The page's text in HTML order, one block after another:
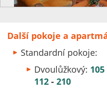
Další pokoje a
Standardní pokoje:
Dvoulůžkový: 105
112 - 210